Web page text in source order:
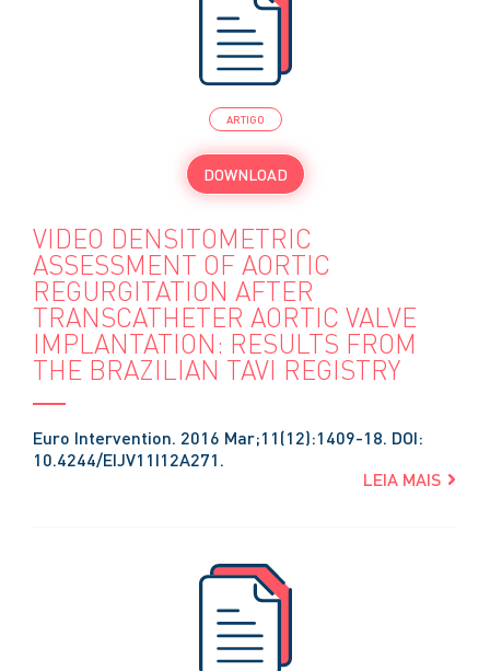
ARTIGO
DOWNLOAD
VIDEO DENSITOMETRIC
ASSESSMENT OF AORTIC
REGURGITATION AFTER
TRANSCATHETER AORTIC VALVE
IMPLANTATION: RESULTS FROM
THE BRAZILIAN TAVI REGISTRY
Euro Intervention. 2016 Mar;11(12):1409-18. DOI:
10.4244/EIJV11I12A271.
LEIA MAIS